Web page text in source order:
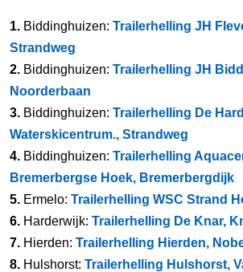
1. Biddinghuizen: Trailerhelling JH
Strandweg
2. Biddinghuizen: Trailerhelling JH
Noorderbaan
3. Biddinghuizen: Trailerhelling De
Waterskicentrum., Strandweg
4. Biddinghuizen: Trailerhelling
Bremerbergse Hoek, Bremerbergdijk
5. Ermelo: Trailerhelling WSC Strand
6. Harderwijk: Trailerhelling De Knar,
7. Hierden: Trailerhelling Hierden,
8. Hulshorst: Trailerhelling Hulshorst,